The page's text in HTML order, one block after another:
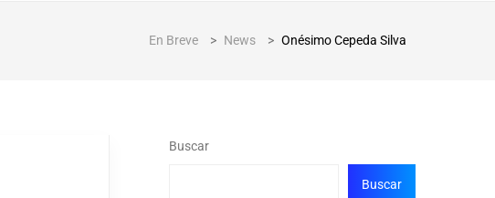
En Breve > News > Onésimo Cepeda Silva
Buscar
Buscar